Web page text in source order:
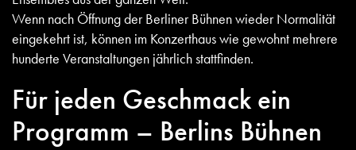
Wenn nach Öffnung der Berliner Bühnen wieder Normalität
eingekehrt ist, können im Konzerthaus wie gewohnt mehrere
hunderte Veranstaltungen jährlich stattfinden.
Für jeden Geschmack ein
Programm – Berlins Bühnen